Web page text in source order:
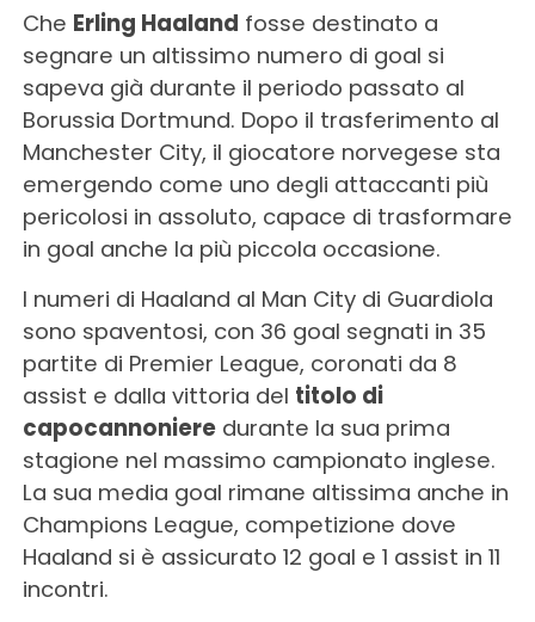
Che Erling Haaland fosse destinato a
segnare un altissimo numero di goal si
sapeva già durante il periodo passato al
Borussia Dortmund. Dopo il trasferimento al
Manchester City, il giocatore norvegese sta
emergendo come uno degli attaccanti più
pericolosi in assoluto, capace di trasformare
in goal anche la più piccola occasione.
I numeri di Haaland al Man City di Guardiola
sono spaventosi, con 36 goal segnati in 35
partite di Premier League, coronati da 8
assist e dalla vittoria del titolo di
capocannonieredurante la sua prima
stagione nel massimo campionato inglese.
La sua media goal rimane altissima anche in
Champions League, competizione dove
Haaland si è assicurato 12 goal e 1 assist in 11
incontri.